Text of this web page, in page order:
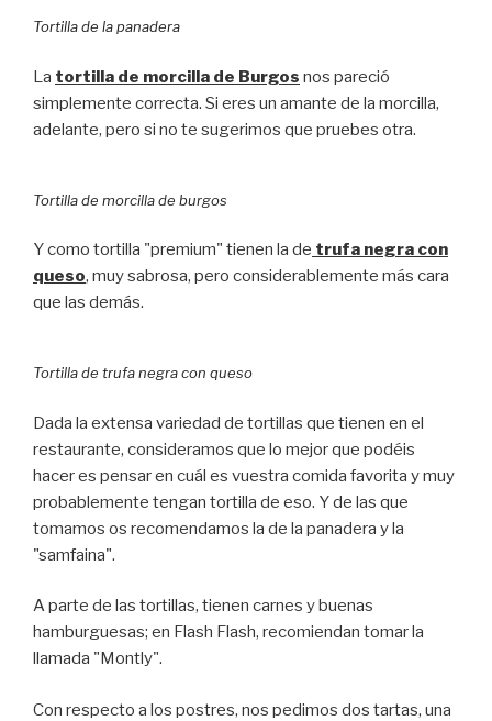
Tortilla de la panadera
La tortilla de morcilla de Burgos nos pareció
simplemente correcta. Si eres un amante de la morcilla,
adelante, pero si no te sugerimos que pruebes otra.
Tortilla de morcilla de burgos
Y como tortilla "premium" tienen la de trufa negra con
queso, muy sabrosa, pero considerablemente más cara
que las demás.
Tortilla de trufa negra con queso
Dada la extensa variedad de tortillas que tienen en el
restaurante, consideramos que lo mejor que podéis
hacer es pensar en cuál es vuestra comida favorita y muy
probablemente tengan tortilla de eso. Y de las que
tomamos os recomendamos la de la panadera y la
"samfaina".
A parte de las tortillas, tienen carnes y buenas
hamburguesas; en Flash Flash, recomiendan tomar la
llamada "Montly".
Con respecto a los postres, nos pedimos dos tartas, una